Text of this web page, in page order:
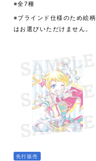
※全7種
※ブラインド仕様のため絵柄
はお選びいただけません。
先行販売